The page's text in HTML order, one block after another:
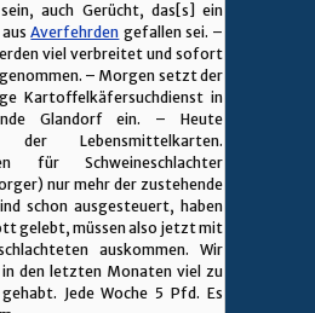
auch Gerücht, das[s] ein
ausAverfehrden gefallen sei. –
viel verbreitet und sofort
– Morgen setzt der
Kartoffelkäfersuchdienst in
Glandorf ein. – Heute
der Lebensmittelkarten.
für Schweineschlachter
nur mehr der zustehende
schon ausgesteuert, haben
gelebt, müssen also jetzt mit
auskommen. Wir
in den letzten Monaten viel zu
Jede Woche 5 Pfd. Es